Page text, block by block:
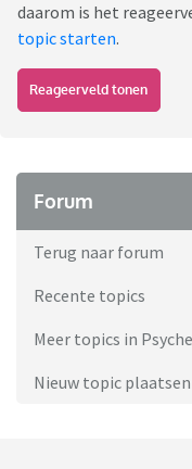
daarom is het
topic starten.
Reageerveld tonen
Forum
Terug naar forum
Recente topics
Meer topics in
Nieuw topic plaatsen